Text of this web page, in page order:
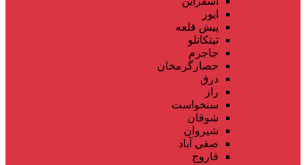
ایور
پیش قلعه
تیتکانلو
جاجرم
حصارگرمخان
درق
راز
سنخواست
شوقان
شیروان
صفی آباد
فاروج